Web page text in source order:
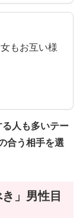
もお互い様
人も多いテー
合う相手を選
」男性目